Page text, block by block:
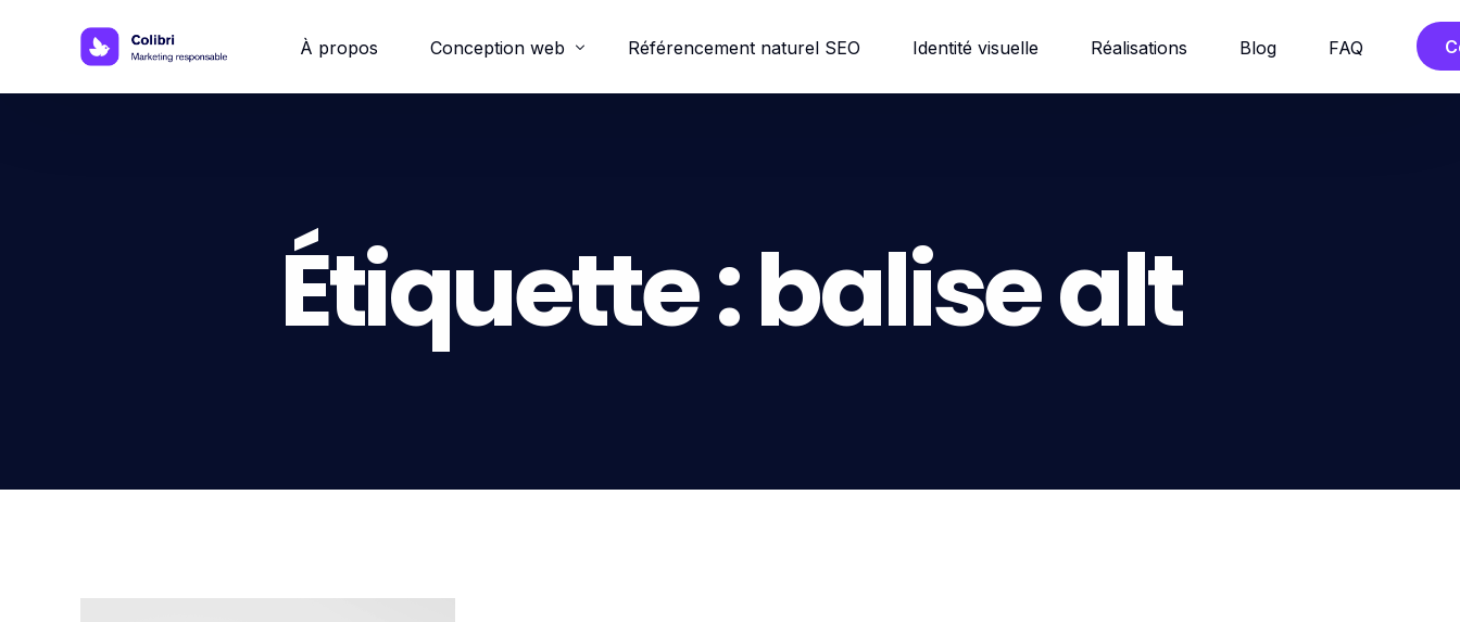
À propos Conception web Référencement naturel SEO Identité visuelle Réalisations Blog FAQ
Étiquette :balise alt